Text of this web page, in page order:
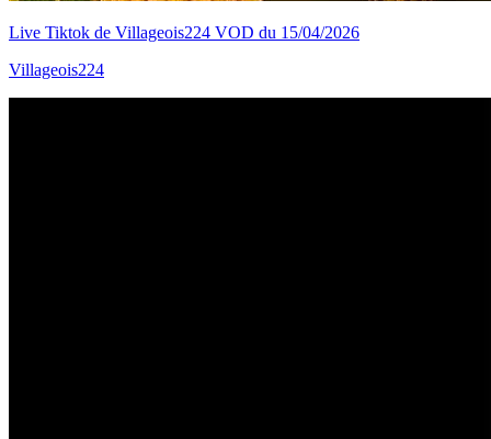
Live Tiktok de Villageois224 VOD du 15/04/2026
Villageois224